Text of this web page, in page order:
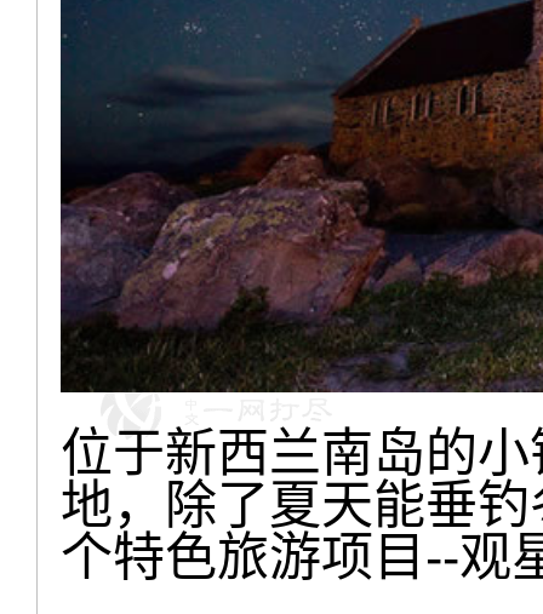
位于新西兰南岛的
地，除了夏天能垂
个特色旅游项目--观